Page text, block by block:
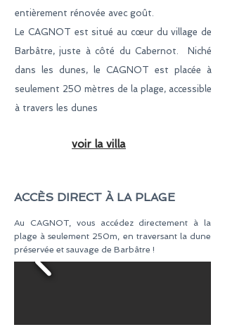
entièrement rénovée avec goût.
Le CAGNOT est situé au cœur du village de
Barbâtre, juste à côté du Cabernot. Niché
dans les dunes, le CAGNOT est placée à
seulement 250 mètres de la plage, accessible
à travers les dunes
voir la villa
ACCÈS DIRECT À LA PLAGE
Au CAGNOT, vous accédez directement à la
plage à seulement 250m, en traversant la dune
préservée et sauvage de Barbâtre !